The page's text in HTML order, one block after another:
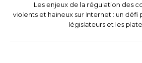
Les enjeux de la régulation des
violents et haineux sur Internet : un défi
législateurs et les